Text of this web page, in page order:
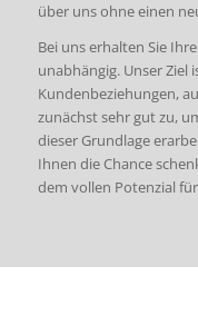
über uns ohne einen
Bei uns erhalten Sie
unabhängig. Unser Ziel
Kundenbeziehungen,
zunächst sehr gut zu,
dieser Grundlage
Ihnen die Chance
dem vollen Potenzial